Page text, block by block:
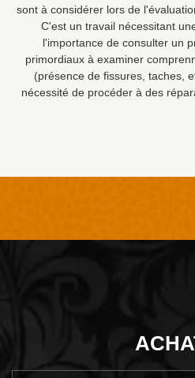
sont à considérer lors de
C'est un travail nécessitant
l'importance de consulter un
primordiaux à examiner
(présence de fissures, taches,
nécessité de procéder à des